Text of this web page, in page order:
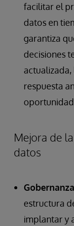
facilitar el
datos en
garantiza
decisiones
respuesta
Mejora de
datos
estructura
implantar y